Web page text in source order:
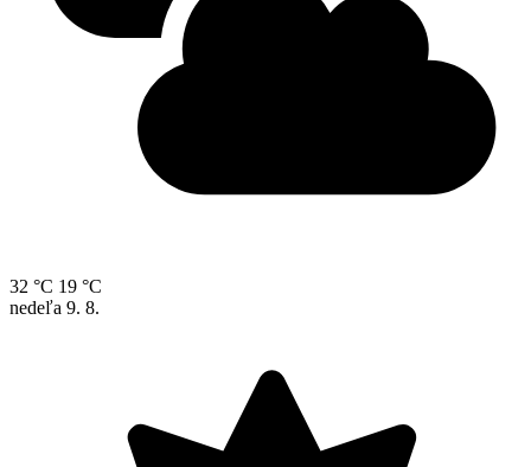
32 °C 19 °C
nedeľa 9. 8.